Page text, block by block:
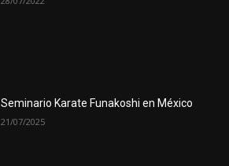
Seminario Karate Funakoshi en México
21/07/2025